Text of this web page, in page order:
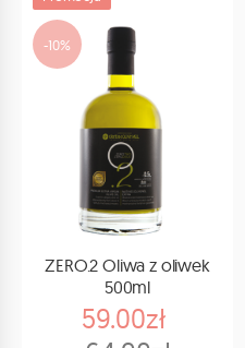
-10%
ZERO.2 Oliwa z oliwek
500ml
59.00zł